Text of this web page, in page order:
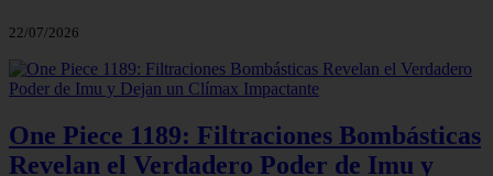
22/07/2026
One Piece 1189: Filtraciones Bombásticas
Revelan el Verdadero Poder de Imu y